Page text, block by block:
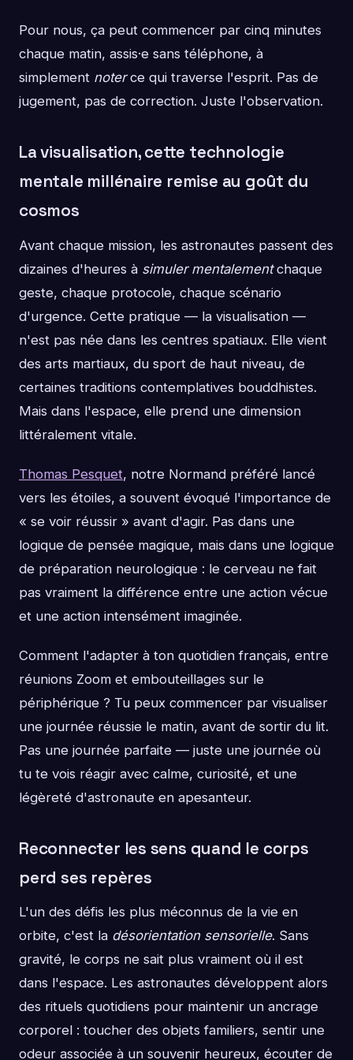
Pour nous, ça peut commencer par cinq minutes
chaque matin, assis·e sans téléphone, à
simplement noterce qui traverse l'esprit. Pas de
jugement, pas de correction. Juste l'observation.
La visualisation, cette technologie
mentale millénaire remise au goût du
cosmos
Avant chaque mission, les astronautes passent des
dizaines d'heures à simuler mentalementchaque
geste, chaque protocole, chaque scénario
d'urgence. Cette pratique — la visualisation —
n'est pas née dans les centres spatiaux. Elle vient
des arts martiaux, du sport de haut niveau, de
certaines traditions contemplatives bouddhistes.
Mais dans l'espace, elle prend une dimension
littéralement vitale.
Thomas Pesquet, notre Normand préféré lancé
vers les étoiles, a souvent évoqué l'importance de
« se voir réussir » avant d'agir. Pas dans une
logique de pensée magique, mais dans une logique
de préparation neurologique : le cerveau ne fait
pas vraiment la différence entre une action vécue
et une action intensément imaginée.
Comment l'adapter à ton quotidien français, entre
réunions Zoom et embouteillages sur le
périphérique ? Tu peux commencer par visualiser
une journée réussie le matin, avant de sortir du lit.
Pas une journée parfaite — juste une journée où
tu te vois réagir avec calme, curiosité, et une
légèreté d'astronaute en apesanteur.
Reconnecter les sens quand le corps
perd ses repères
L'un des défis les plus méconnus de la vie en
orbite, c'est la désorientation sensorielle. Sans
gravité, le corps ne sait plus vraiment où il est
dans l'espace. Les astronautes développent alors
des rituels quotidiens pour maintenir un ancrage
corporel : toucher des objets familiers, sentir une
odeur associée à un souvenir heureux, écouter de